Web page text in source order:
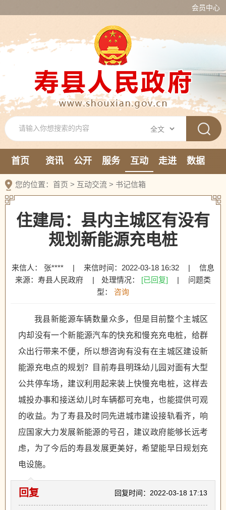
会员中心
首页 资讯 公开 服务 互动 走进
数据
您的位置： 首页 > 互动交流 > 书记信箱
住建局：县内主城区有没有
规划新能源充电桩
来信人： 张**** | 来信时间：2022-03-18 16:32 |
信息
来源：寿县人民政府
| 处理情况： [已回复] |
问题类
型：
咨询
我县新能源车辆数量众多，但是目前整个主城区
内却没有一个新能源汽车的快充和慢充充电桩，给群
众出行带来不便，所以想咨询有没有在主城区建设新
能源充电点的规划？目前寿县明珠幼儿园对面有大型
公共停车场，建议利用起来装上快慢充电桩，这样去
城投办事和接送幼儿时车辆都可充电，也能提供可观
的收益。为了寿县及时同先进城市建设接轨看齐，响
应国家大力发展新能源的号召，建议政府能够长远考
虑，为了今后的寿县发展更美好，希望能早日规划充
电设施。
回复时间：2022-03-18 17:13
回复